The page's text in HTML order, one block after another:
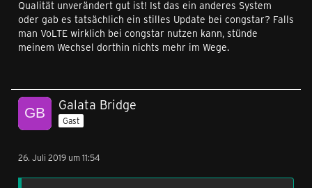
Qualität unverändert gut ist! Ist das ein anderes System
oder gab es tatsächlich ein stilles Update bei congstar? Falls
man VoLTE wirklich bei congstar nutzen kann, stünde
meinem Wechsel dorthin nichts mehr im Wege.
Galata Bridge
Gast
26. Juli 2019 um 11:54